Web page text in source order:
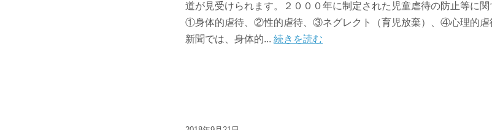
道が見受けられます。２０００年に制定された児童虐待の防止等に関
①身体的虐待、②性的虐待、③ネグレクト（育児放棄）、④心理的虐
新聞では、身体的... 続きを読む